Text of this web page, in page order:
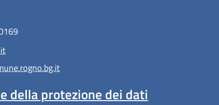
della protezione dei dati